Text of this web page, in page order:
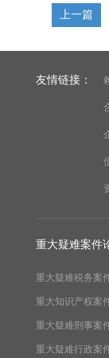
上一篇
友情链接：
重大疑难案件
重大疑难税务案
重大知识产权案
重大疑难刑事案
重大疑难行政案